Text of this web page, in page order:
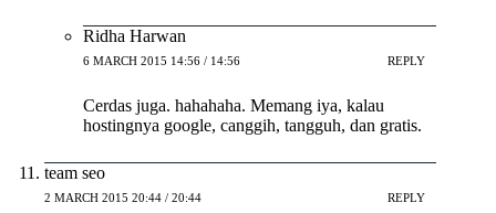
Ridha Harwan
6 MARCH 2015 14:56 / 14:56 REPLY
Cerdas juga. hahahaha. Memang iya, kalau
hostingnya google, canggih, tangguh, dan gratis.
team seo
2 MARCH 2015 20:44 / 20:44 REPLY